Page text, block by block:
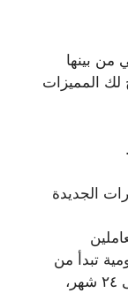
من بينها
لك المميزات
الجديدة
تبدأ من
٣.٤٩٪ على ١٢ شهر، و٣.٧٤٪ على ٢٤ شهر،